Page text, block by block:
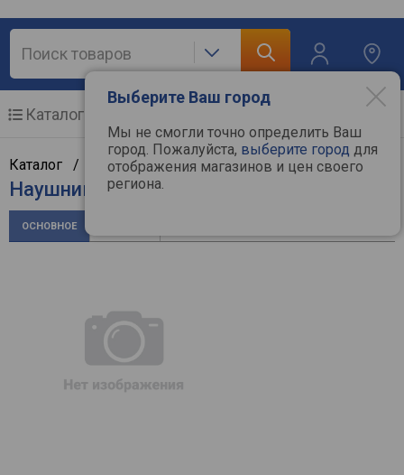
Выберите Ваш город
Мы не смогли точно определить Ваш
город. Пожалуйста, выберите город для
отображения магазинов и цен своего
региона.
Каталог
Каталог / Аудиотехника/Наушники/BASEUS
Наушники BASEUS Bowie D05
ОСНОВНОЕ